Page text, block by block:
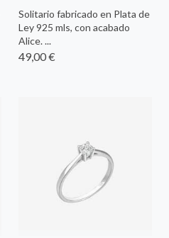
Solitario fabricado en Plata de
Ley 925 mls, con acabado
Alice. ...
49,00 €